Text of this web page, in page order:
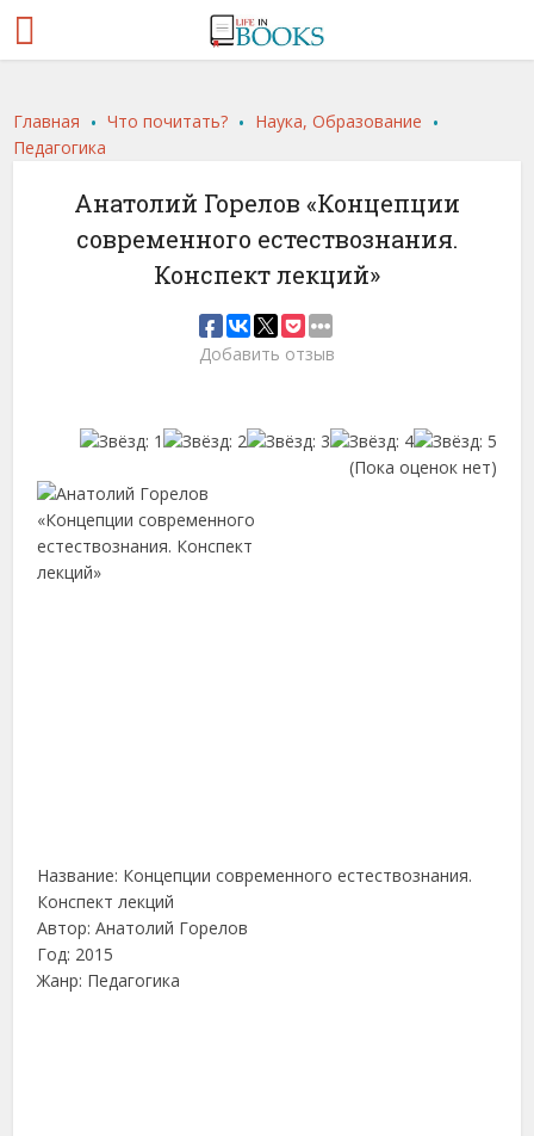
Главная .Что почитать? . Наука, Образование .
Педагогика
Анатолий Горелов «Концепции
современного естествознания.
Конспект лекций»
Добавить отзыв
(Пока оценок нет)
Название: Концепции современного естествознания.
Конспект лекций
Автор: Анатолий Горелов
Год: 2015
Жанр: Педагогика